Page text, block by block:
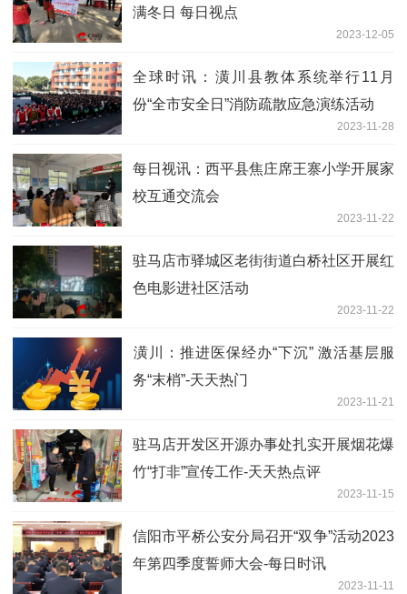
满冬日 每日视点
2023-12-05
全球时讯：​潢川县教体系统举行11月
份“全市安全日”消防疏散应急演练活动
2023-11-28
每日视讯：​西平县焦庄席王寨小学开展家
校互通交流会
2023-11-22
驻马店市驿城区老街街道白桥社区开展红
色电影进社区活动
2023-11-22
​潢川：推进医保经办“下沉” 激活基层服
务“末梢”-天天热门
2023-11-21
驻马店开发区开源办事处扎实开展烟花爆
竹“打非”宣传工作-天天热点评
2023-11-15
​信阳市平桥公安分局召开“双争”活动2023
年第四季度誓师大会-每日时讯
2023-11-11